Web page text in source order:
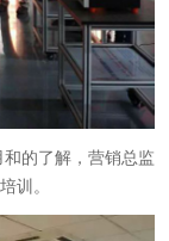
的了解，营销总监
训。